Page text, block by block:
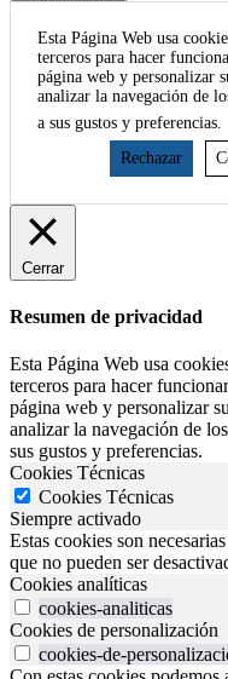
Esta Página Web usa
terceros para hacer
página web y personalizar
analizar la navegación de
a sus gustos y preferencias.
Rechazar
Cerrar
Resumen de privacidad
Esta Página Web usa
terceros para hacer
página web y personalizar
analizar la navegación de
sus gustos y preferencias.
Cookies Técnicas
Cookies Técnicas
Siempre activado
Estas cookies son
que no pueden ser
Cookies analíticas
cookies-analiticas
Cookies de personalización
cookies-de-